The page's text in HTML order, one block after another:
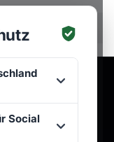
EN
Social